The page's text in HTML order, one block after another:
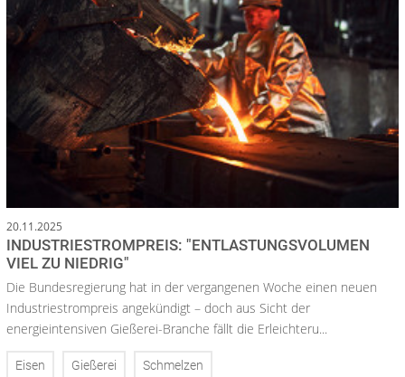
20.11.2025
INDUSTRIESTROMPREIS: "ENTLASTUNGSVOLUMEN
VIEL ZU NIEDRIG"
Die Bundesregierung hat in der vergangenen Woche einen neuen
Industriestrompreis angekündigt – doch aus Sicht der
energieintensiven Gießerei-Branche fällt die Erleichteru...
Eisen Gießerei Schmelzen